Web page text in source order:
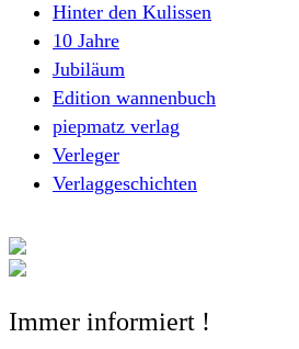
Hinter den Kulissen
10 Jahre
Jubiläum
Edition wannenbuch
piepmatz verlag
Verleger
Verlaggeschichten
Immer informiert !